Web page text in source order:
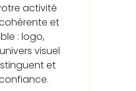
activité
et
: logo,
visuel
et